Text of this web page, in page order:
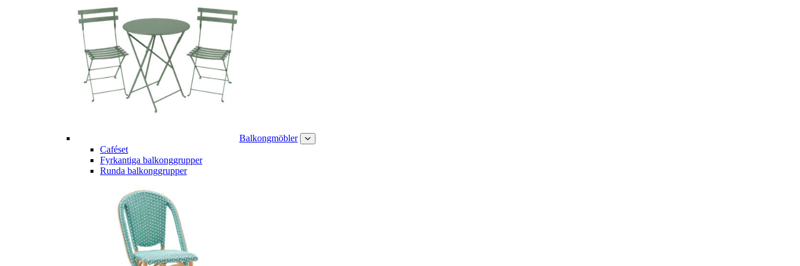
Balkongmöbler
Caféset
Fyrkantiga balkonggrupper
Runda balkonggrupper